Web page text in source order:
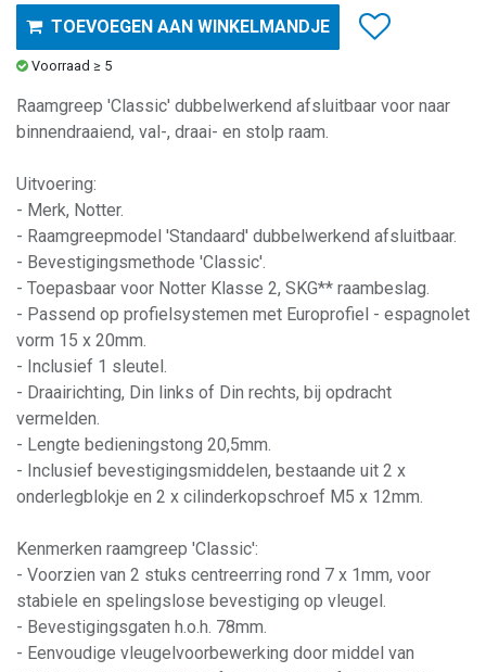
TOEVOEGEN AAN WINKELMANDJE
Voorraad ≥ 5
Raamgreep 'Classic' dubbelwerkend afsluitbaar voor naar
binnendraaiend, val-, draai- en stolp raam.
Uitvoering:
- Merk, Notter.
- Raamgreepmodel 'Standaard' dubbelwerkend afsluitbaar.
- Bevestigingsmethode 'Classic'.
- Toepasbaar voor Notter Klasse 2, SKG** raambeslag.
- Passend op profielsystemen met Europrofiel - espagnolet
vorm 15 x 20mm.
- Inclusief 1 sleutel.
- Draairichting, Din links of Din rechts, bij opdracht
vermelden.
- Lengte bedieningstong 20,5mm.
- Inclusief bevestigingsmiddelen, bestaande uit 2 x
onderlegblokje en 2 x cilinderkopschroef M5 x 12mm.
Kenmerken raamgreep 'Classic':
- Voorzien van 2 stuks centreerring rond 7 x 1mm, voor
stabiele en spelingslose bevestiging op vleugel.
- Bevestigingsgaten h.o.h. 78mm.
- Eenvoudige vleugelvoorbewerking door middel van